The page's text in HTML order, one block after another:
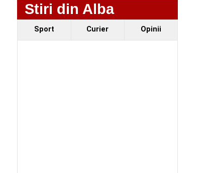
Stiri din Alba
Sport Curier Opinii